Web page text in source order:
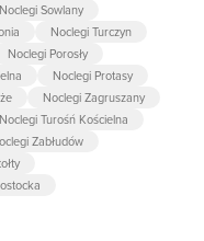
Noclegi Sowlany
Noclegi Turczyn
Noclegi Porosły
Noclegi Protasy
Noclegi Zagruszany
Noclegi Turośń Kościelna
Zabłudów